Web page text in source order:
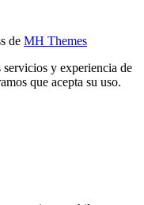
de MH Themes
y experiencia de
que acepta su uso.